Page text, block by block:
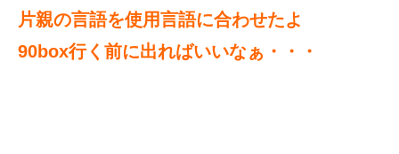
片親の言語を使用言語に合わせたよ
90box行く前に出ればいいなぁ・・・